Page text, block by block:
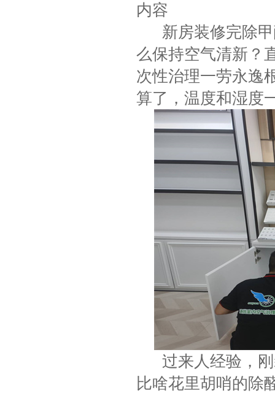
内容
新房装修完除甲
么保持空气清新？
次性治理一劳永逸
算了，温度和湿度
过来人经验，刚
比啥花里胡哨的除